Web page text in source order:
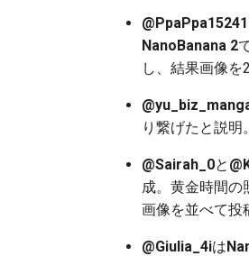
NanoBanana 2
し、結果画像を
り繋げたと説明。
@Sairah_0と
成。黄金時間の
画像を並べて投
@Giulia_4iは